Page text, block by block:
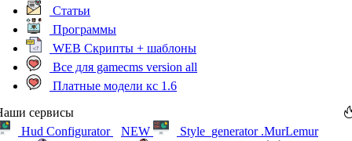
Статьи
Программы
WEB Скрипты + шаблоны
Все для gamecms version all
Платные модели кс 1.6
сервисы
Hud Configurator
NEW
Style_generator .MurLemur